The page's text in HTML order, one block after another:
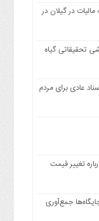
مالیات در گیلان در
تحقیقاتی گیاه
عادی برای مردم
تغییر قیمت
جمع‌آوری